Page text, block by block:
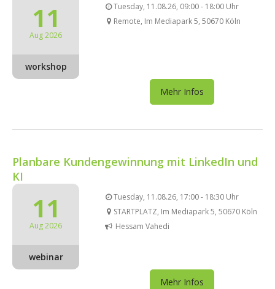
11
Aug 2026
workshop
Tuesday, 11.08.26, 09:00 - 18:00 Uhr
Remote, Im Mediapark 5, 50670 Köln
Mehr Infos
Planbare Kundengewinnung mit LinkedIn und
KI
11
Aug 2026
webinar
Tuesday, 11.08.26, 17:00 - 18:30 Uhr
STARTPLATZ, Im Mediapark 5, 50670 Köln
Hessam Vahedi
Mehr Infos